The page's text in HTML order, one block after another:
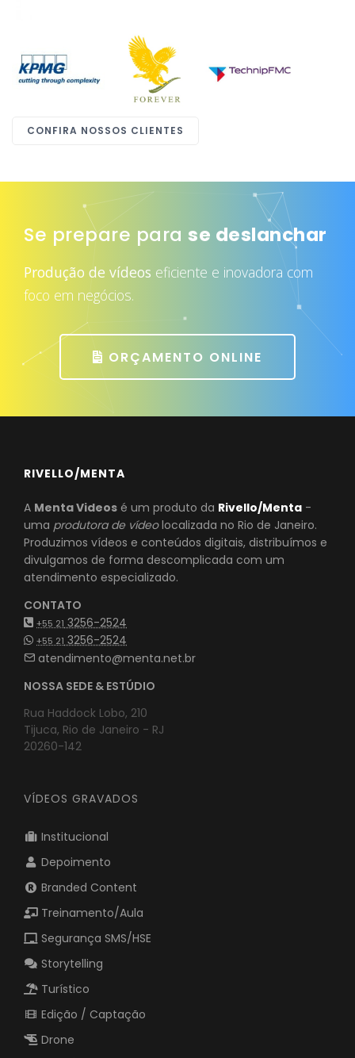
CONFIRA NOSSOS CLIENTES
Se prepare para
atrair mais clientes
Produção de vídeos
foco em negócios.
ORÇAMENTO ONLINE
RIVELLO/MENTA
A Menta Videos é um produto da Rivello/Menta
uma
produtora de vídeo
localizada no Rio de Janeiro.
Produzimos vídeos e conteúdos digitais, distribuímos e
divulgamos de forma descomplicada com um
atendimento especializado.
CONTATO
3256-2524
3256-2524
atendimento@menta.net.br
NOSSA SEDE & ESTÚDIO
Rua Haddock Lobo, 210
Institucional
Depoimento
Branded Content
Treinamento/Aula
Segurança SMS/HSE
Storytelling
Turístico
Edição / Captação